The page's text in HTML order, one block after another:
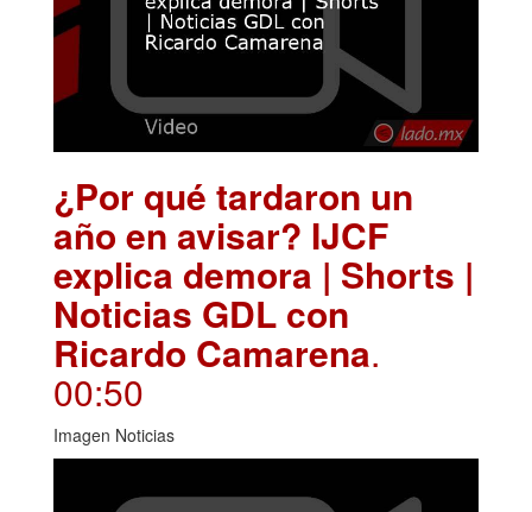
¿Por qué tardaron un
año en avisar? IJCF
explica demora | Shorts |
Noticias GDL con
Ricardo Camarena.
00:50
Imagen Noticias